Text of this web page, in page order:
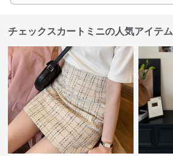
チェックスカートミニの人気アイテム